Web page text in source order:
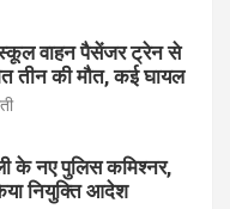
स्कूल वाहन पैसेंजर ट्रेन से
तीन की मौत, कई घायल
के नए पुलिस कमिश्नर,
नियुक्ति आदेश